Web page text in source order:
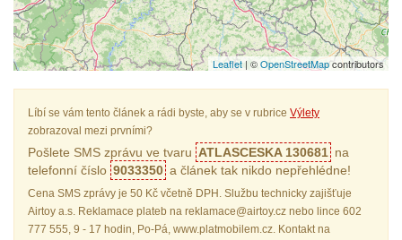
Leaflet | ©OpenStreetMapcontributors
Líbí se vám tento článek a rádi byste, aby se v rubrice Výlety
zobrazoval mezi prvními?
Pošlete SMS zprávu ve tvaru ATLASCESKA 130681 na
telefonní číslo 9033350 a článek tak nikdo nepřehlédne!
Cena SMS zprávy je 50 Kč včetně DPH. Službu technicky zajišťuje
Airtoy a.s. Reklamace plateb na reklamace@airtoy.cz nebo lince 602
777 555, 9 - 17 hodin, Po-Pá, www.platmobilem.cz. Kontakt na